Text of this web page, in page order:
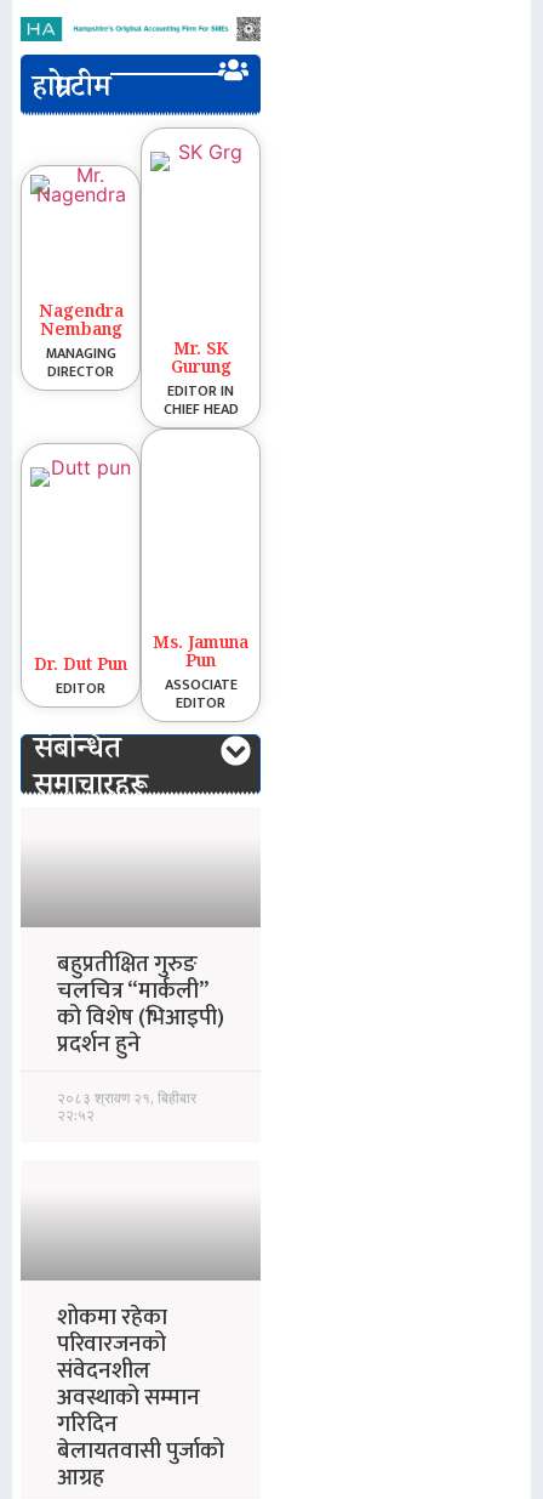
हाम्रो टीम
Nagendra
Nembang
MANAGING
DIRECTOR
Mr. SK
Gurung
EDITOR IN
CHIEF HEAD
Dr. Dut Pun
EDITOR
Ms. Jamuna
Pun
ASSOCIATE
EDITOR
संबन्धित
समाचारहरू
बहुप्रतीक्षित गुरुङ
चलचित्र “मार्कली”
को विशेष (भिआइपी)
प्रदर्शन हुने
२०८३ श्रावण २१, बिहीबार
२२:५२
शोकमा रहेका
परिवारजनको
संवेदनशील
अवस्थाको सम्मान
गरिदिन
बेलायतवासी पुर्जाको
आग्रह